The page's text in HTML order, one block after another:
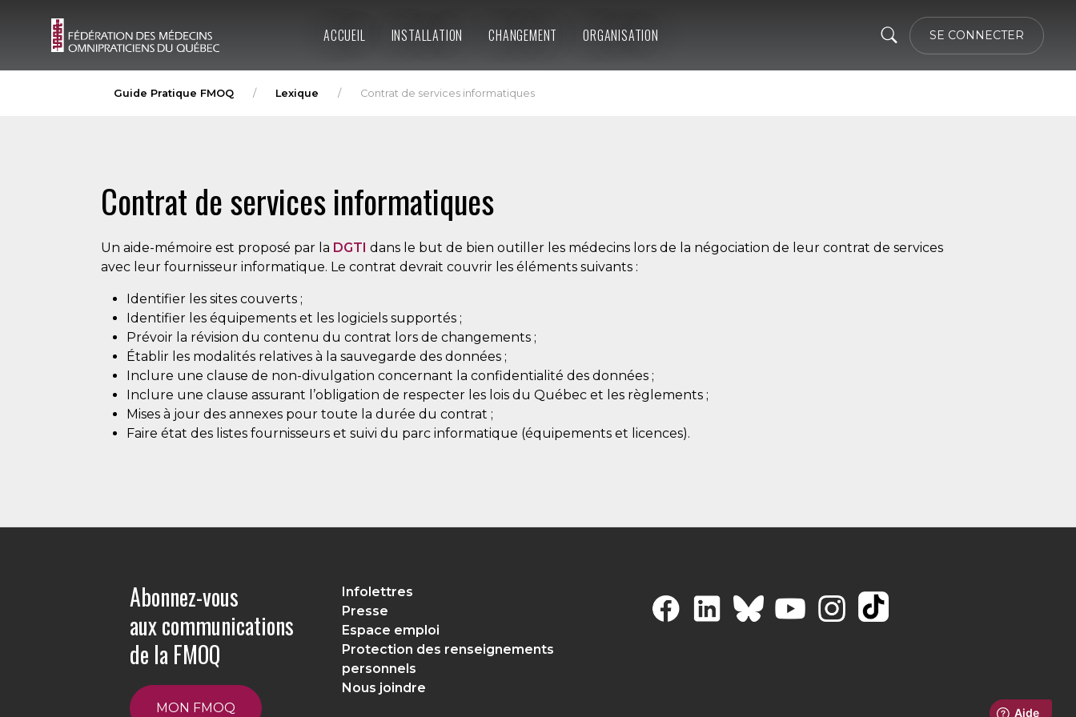
SE CONNECTER
ACCUEIL INSTALLATION CHANGEMENT ORGANISATION
Guide Pratique FMOQ Lexique Contrat de services informatiques
Contrat de services informatiques
Un aide-mémoire est proposé par la DGTI dans le but de bien outiller les médecins lors de la négociation de leur contrat de services
avec leur fournisseur informatique. Le contrat devrait couvrir les éléments suivants :
Identifier les sites couverts ;
Identifier les équipements et les logiciels supportés ;
Prévoir la révision du contenu du contrat lors de changements ;
Établir les modalités relatives à la sauvegarde des données ;
Inclure une clause de non-divulgation concernant la confidentialité des données ;
Inclure une clause assurant l’obligation de respecter les lois du Québec et les règlements ;
Mises à jour des annexes pour toute la durée du contrat ;
Faire état des listes fournisseurs et suivi du parc informatique (équipements et licences).
Abonnez-vous
aux communications
de la FMOQ
MON FMOQ
Infolettres
Presse
Espace emploi
Protection des renseignements
personnels
Nous joindre